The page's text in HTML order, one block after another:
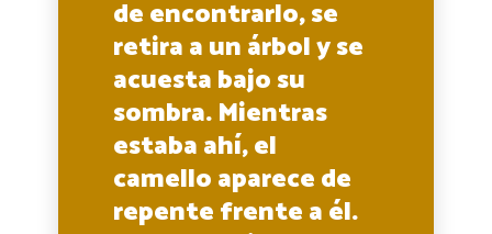
de encontrarlo, se
retira a un árbol y se
acuesta bajo su
sombra. Mientras
estaba ahí, el
camello aparece de
repente frente a él.